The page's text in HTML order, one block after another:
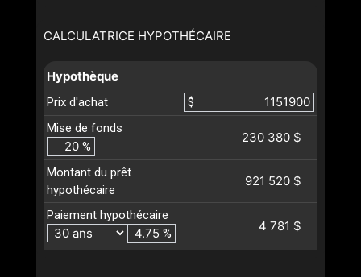
CALCULATRICE HYPOTHÉCAIRE
Hypothèque
Prix d'achat
$
Mise de fonds
%
230 380 $
Montant du prêt
hypothécaire
921 520 $
Paiement hypothécaire
%
4 781 $